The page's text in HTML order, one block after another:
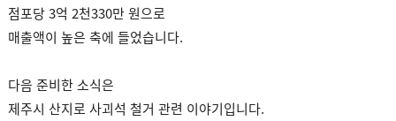
점포당 3억 2천330만 원으로
매출액이 높은 축에 들었습니다.
다음 준비한 소식은
제주시 산지로 사괴석 철거 관련 이야기입니다.